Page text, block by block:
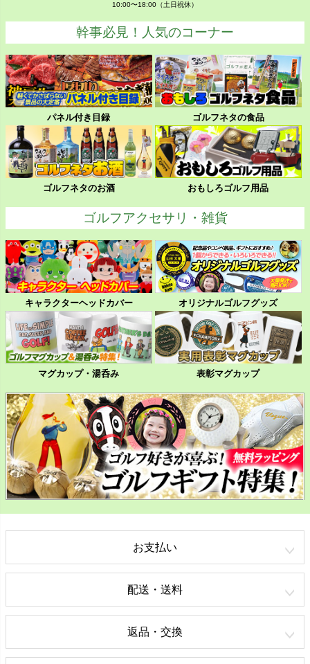
10:00〜18:00（土日祝休）
幹事必見！人気のコーナー
パネル付き目録 ゴルフネタの食品
ゴルフネタのお酒 おもしろゴルフ用品
ゴルフアクセサリ・雑貨
キャラクターヘッドカバー オリジナルゴルフグッズ
マグカップ・湯呑み 表彰マグカップ
お支払い
配送・送料
返品・交換